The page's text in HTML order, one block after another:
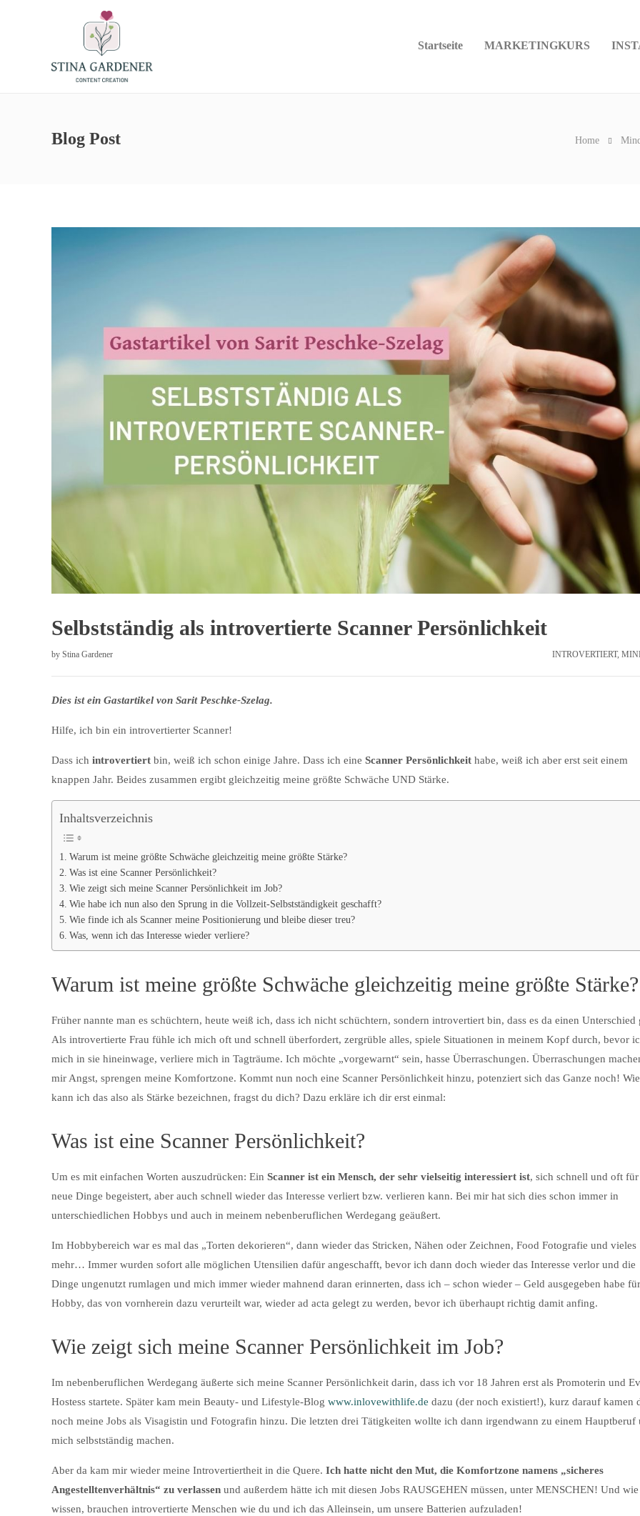
Startseite MARKETINGKURS
Blog Post Home
Selbstständig als introvertierte Scanner Persönlichkeit
by Stina Gardener INTROVERTIERT,
Dies ist ein Gastartikel von Sarit Peschke-Szelag.
Hilfe, ich bin ein introvertierter Scanner!
Dass ich introvertiert bin, weiß ich schon einige Jahre. Dass ich eine Scanner Persönlichkeit habe, weiß ich aber erst seit einem
knappen Jahr. Beides zusammen ergibt gleichzeitig meine größte Schwäche UND Stärke.
Inhaltsverzeichnis
Warum ist meine größte Schwäche gleichzeitig meine größte Stärke?
Was ist eine Scanner Persönlichkeit?
Wie zeigt sich meine Scanner Persönlichkeit im Job?
Wie habe ich nun also den Sprung in die Vollzeit-Selbstständigkeit geschafft?
Wie finde ich als Scanner meine Positionierung und bleibe dieser treu?
Was, wenn ich das Interesse wieder verliere?
Warum ist meine größte Schwäche gleichzeitig meine größte Stärke?
Früher nannte man es schüchtern, heute weiß ich, dass ich nicht schüchtern, sondern introvertiert bin, dass es da einen Unterschied
Als introvertierte Frau fühle ich mich oft und schnell überfordert, zergrüble alles, spiele Situationen in meinem Kopf durch, bevor
mich in sie hineinwage, verliere mich in Tagträume. Ich möchte „vorgewarnt“ sein, hasse Überraschungen. Überraschungen
mir Angst, sprengen meine Komfortzone. Kommt nun noch eine Scanner Persönlichkeit hinzu, potenziert sich das Ganze noch! Wie
kann ich das also als Stärke bezeichnen, fragst du dich? Dazu erkläre ich dir erst einmal:
Was ist eine Scanner Persönlichkeit?
Um es mit einfachen Worten auszudrücken: Ein Scanner ist ein Mensch, der sehr vielseitig interessiert ist, sich schnell und oft für
neue Dinge begeistert, aber auch schnell wieder das Interesse verliert bzw. verlieren kann. Bei mir hat sich dies schon immer in
unterschiedlichen Hobbys und auch in meinem nebenberuflichen Werdegang geäußert.
Im Hobbybereich war es mal das „Torten dekorieren“, dann wieder das Stricken, Nähen oder Zeichnen, Food Fotografie und vieles
mehr… Immer wurden sofort alle möglichen Utensilien dafür angeschafft, bevor ich dann doch wieder das Interesse verlor und die
Dinge ungenutzt rumlagen und mich immer wieder mahnend daran erinnerten, dass ich – schon wieder – Geld ausgegeben habe
Hobby, das von vornherein dazu verurteilt war, wieder ad acta gelegt zu werden, bevor ich überhaupt richtig damit anfing.
Wie zeigt sich meine Scanner Persönlichkeit im Job?
Im nebenberuflichen Werdegang äußerte sich meine Scanner Persönlichkeit darin, dass ich vor 18 Jahren erst als Promoterin und
Hostess startete. Später kam mein Beauty- und Lifestyle-Blog www.inlovewithlife.de dazu (der noch existiert!), kurz darauf kamen
noch meine Jobs als Visagistin und Fotografin hinzu. Die letzten drei Tätigkeiten wollte ich dann irgendwann zu einem Hauptberuf
mich selbstständig machen.
Aber da kam mir wieder meine Introvertiertheit in die Quere. Ich hatte nicht den Mut, die Komfortzone namens „sicheres
Angestelltenverhältnis“ zu verlassen und außerdem hätte ich mit diesen Jobs RAUSGEHEN müssen, unter MENSCHEN! Und
wissen, brauchen introvertierte Menschen wie du und ich das Alleinsein, um unsere Batterien aufzuladen!